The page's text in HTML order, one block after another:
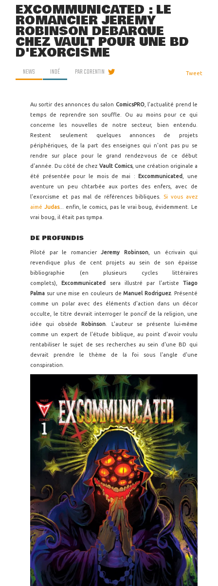
EXCOMMUNICATED : LE
ROMANCIER JEREMY
ROBINSON DÉBARQUE
CHEZ VAULT POUR UNE BD
D'EXORCISME
NEWS INDÉ PARCORENTIN Tweet
Au sortir des annonces du salon ComicsPRO, l'actualité prend le
temps de reprendre son souffle. Ou au moins pour ce qui
concerne les nouvelles de notre secteur, bien entendu.
Restent seulement quelques annonces de projets
périphériques, de la part des enseignes qui n'ont pas pu se
rendre sur place pour le grand rendez-vous de ce début
d'année. Du côté de chez Vault Comics, une création originale a
été présentée pour le mois de mai : Excommunicated
, une
aventure un peu chtarbée aux portes des enfers, avec de
l'exorcisme et pas mal de références bibliques. Si vous avez
aimé Judas... enfin, le comics, pas le vrai boug, évidemment. Le
vrai boug, il était pas sympa.
DE PROFUNDIS
Piloté par le romancier Jeremy Robinson, un écrivain qui
revendique plus de cent projets au sein de son épaisse
bibliographie (en plusieurs cycles littéraires
complets),
Excommunicated sera illustré par l'artisteTiago
Palma sur une mise en couleurs deManuel Rodriguez. Présenté
comme un polar avec des éléments d'action dans un décor
occulte, le titre devrait interroger le poncif de la religion, une
idée qui obsède
Robinson . L'auteur se présente lui-même
comme un expert de l'étude biblique, au point d'avoir voulu
rentabiliser le sujet de ses recherches au sein d'une BD qui
devrait prendre le thème de la foi sous l'angle d'une
conspiration.